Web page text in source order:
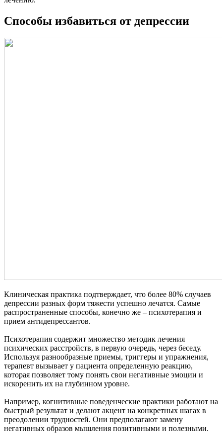
Способы избавиться от депрессии
Клиническая практика подтверждает, что более 80% случаев
депрессии разных форм тяжести успешно лечатся. Самые
распространенные способы, конечно же – психотерапия и
прием антидепрессантов.
Психотерапия содержит множество методик лечения
психических расстройств, в первую очередь, через беседу.
Используя разнообразные приемы, триггеры и упражнения,
терапевт вызывает у пациента определенную реакцию,
которая позволяет тому понять свои негативные эмоции и
искоренить их на глубинном уровне.
Например, когнитивные поведенческие практики работают на
быстрый результат и делают акцент на конкретных шагах в
преодолении трудностей. Они предполагают замену
негативных образов мышления позитивными и полезными.